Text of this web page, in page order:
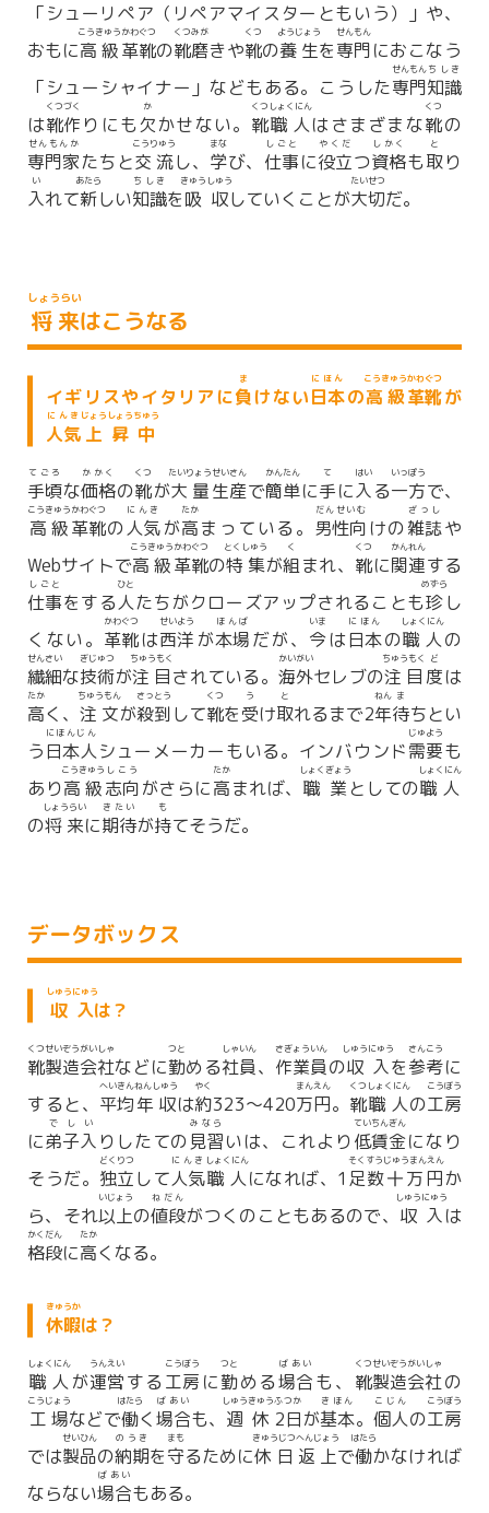
「シューリペア（リペアマイスターともいう）」や、
おもに高級
こうきゅう
革靴
かわぐつ
の靴磨
くつみが
きや靴
くつ
の養生
ようじょう
を専門
せんもん
におこなう
「シューシャイナー」などもある。こうした専門
せんもん
知識
ちしき
は靴
くつ
作
づく
りにも欠
か
かせない。 靴
くつ
職人
しょくにん
はさまざまな靴
くつ
の
専門家
せんもんか
たちと交流
こうりゅう
し、 学
まな
び、 仕事
しごと
に役立
やくだ
つ資格
しかく
も取
と
り
入
い
れて新
あたら
しい知識
ちしき
を吸収
きゅうしゅう
していくことが大切
たいせつ
だ。
将来
しょうらい
はこうなる
イギリスやイタリアに負
ま
けない日本
にほん
の高級
こうきゅう
革靴
かわぐつ
が
人気
にんき
上昇
じょうしょう
中
ちゅう
手頃
てごろ
な価格
かかく
の靴
くつ
が大量
たいりょう
生産
せいさん
で簡単
かんたん
に手
て
に入
はい
る一方
いっぽう
で、
高級
こうきゅう
革靴
かわぐつ
の人気
にんき
が高
たか
まっている。 男性向
だんせいむ
けの雑誌
ざっし
や
Webサイトで高級
こうきゅう
革靴
かわぐつ
の特集
とくしゅう
が組
く
まれ、 靴
くつ
に関連
かんれん
する
仕事
しごと
をする人
ひと
たちがクローズアップされることも珍
めずら
し
くない。 革靴
かわぐつ
は西洋
せいよう
が本場
ほんば
だが、 今
いま
は日本
にほん
の職人
しょくにん
の
繊細
せんさい
な技術
ぎじゅつ
が注目
ちゅうもく
されている。 海外
かいがい
セレブの注目
ちゅうもく
度
ど
は
高
たか
く、 注文
ちゅうもん
が殺到
さっとう
して靴
くつ
を受
う
け取
と
れるまで2年
ねん
待
ま
ちとい
う日本人
にほんじん
シューメーカーもいる。インバウンド需要
じゅよう
も
あり高級
こうきゅう
志向
しこう
がさらに高
たか
まれば、 職業
しょくぎょう
としての職人
しょくにん
の将来
しょうらい
に期待
きたい
が持
も
てそうだ。
データボックス
収入
しゅうにゅう
は？
靴
くつ
製造
せいぞう
会社
がいしゃ
などに勤
つと
める社員
しゃいん
、 作業
さぎょう
員
いん
の収入
しゅうにゅう
を参考
さんこう
に
すると、 平均
へいきん
年収
ねんしゅう
は約
やく
323～420万
まん
円
えん
。 靴
くつ
職人
しょくにん
の工房
こうぼう
に弟子入
でしい
りしたての見習
みなら
いは、これより低
てい
賃金
ちんぎん
になり
そうだ。 独立
どくりつ
して人気
にんき
職人
しょくにん
になれば、1 足
そく
数十万円
すうじゅうまんえん
か
ら、それ以上
いじょう
の値段
ねだん
がつくのこともあるので、 収入
しゅうにゅう
は
格段
かくだん
に高
たか
くなる。
休暇
きゅうか
は？
職人
しょくにん
が運営
うんえい
する工房
こうぼう
に勤
つと
める場合
ばあい
も、 靴
くつ
製造
せいぞう
会社
がいしゃ
の
工場
こうじょう
などで働
はたら
く場合
ばあい
も、 週休
しゅうきゅう
2日
ふつか
が基本
きほん
。 個人
こじん
の工房
こうぼう
では製品
せいひん
の納期
のうき
を守
まも
るために休日
きゅうじつ
返上
へんじょう
で働
はたら
かなければ
ならない場合
ばあい
もある。